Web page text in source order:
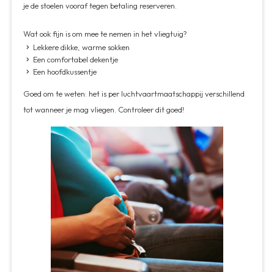
je de stoelen vooraf tegen betaling reserveren.
Wat ook fijn is om mee te nemen in het vliegtuig?
Lekkere dikke, warme sokken
Een comfortabel dekentje
Een hoofdkussentje
Goed om te weten: het is per luchtvaartmaatschappij verschillend
tot wanneer je mag vliegen. Controleer dit goed!